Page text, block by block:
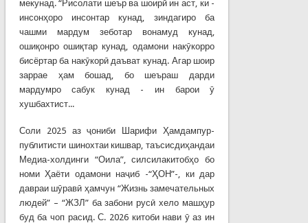
мекунад. “Рисолати шеър ва шоирӣ ин аст, ки -
инсонҳоро инсонтар кунад, зиндагиро ба
чашми мардум зеботар вонамуд кунад,
ошиқонро ошиқтар кунад, одамони накӯкорро
бисёртар ба накӯкорӣ даъват кунад. Агар шоир
заррае ҳам бошад, бо шеъраш дарди
мардумро сабук кунад - ин барои ӯ
хушбахтист...
Соли 2025 аз ҷониби Шарифи Ҳамдампур-
публитисти шинохтаи кишвар, таъсисдиҳандаи
Медиа-холдинги “Оила”, силсилакитобҳо бо
номи Ҳаёти одамони наҷиб -“ҲОН”-, ки дар
давраи шӯравӣ ҳамчун “Жизнь замечательных
людей” – “ЖЗЛ” ба забони русӣ хело машҳур
буд ба чоп расид. С. 2026 китоби нави ӯ аз ин